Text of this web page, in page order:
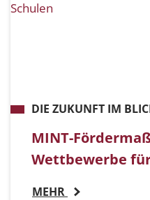
DIE ZUKUNFT IM
MINT-
Wettbewerbe
MEHR